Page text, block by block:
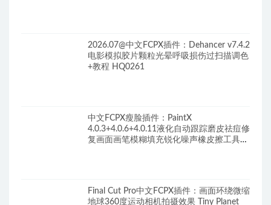
2026.07@中文FCPX插件：Dehancer v7.4.2
电影模拟胶片颗粒光晕呼吸损伤过扫描调色
+教程 HQ0261
中文FCPX瘦脸插件：PaintX
4.0.3+4.0.6+4.0.11液化自动跟踪磨皮祛痘修
复画面画笔模糊填充锐化噪声橡皮擦工具
Final Cut Pro中文FCPX插件：画面环绕微缩
地球360度运动相机拍摄效果 Tiny Planet